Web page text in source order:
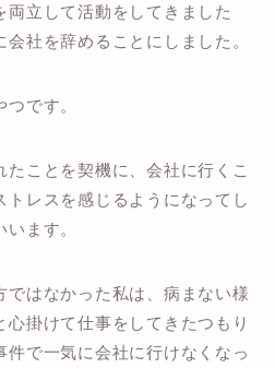
両立して活動をしてきました
社を辞めることにしました。
です。
ことを契機に、会社に行くこ
トレスを感じるようになってし
ます。
ではなかった私は、病まない様
掛けて仕事をしてきたつもり
件で一気に会社に行けなくなっ